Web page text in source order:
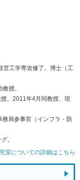
営工学専攻修了。博士（工
授。
。2011年4月同教授、現
局参事官（インフラ・防
。
室についての詳細はこちら